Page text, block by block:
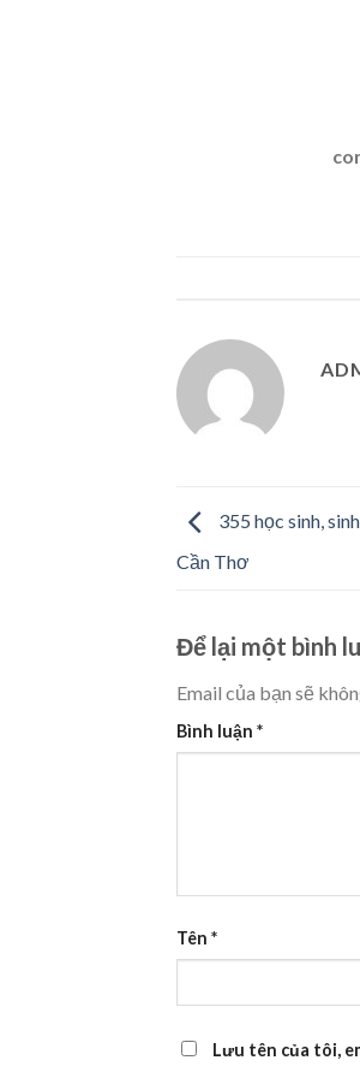
355 học sinh,
Cần Thơ
Để lại một bình
Email của bạn sẽ
Bình luận *
Tên *
Lưu tên của tôi,